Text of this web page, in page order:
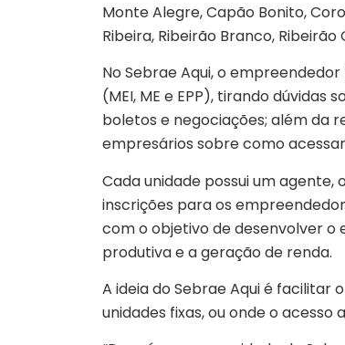
Monte Alegre, Capão Bonito,
Ribeira, Ribeirão Branco,
No Sebrae Aqui, o
(MEI, ME e EPP), tirando
boletos e negociações; além da
empresários sobre como
Cada unidade possui um
inscrições para os
com o objetivo de desenvolver
produtiva e a geração de renda.
A ideia do Sebrae Aqui é facilitar
unidades fixas, ou onde o